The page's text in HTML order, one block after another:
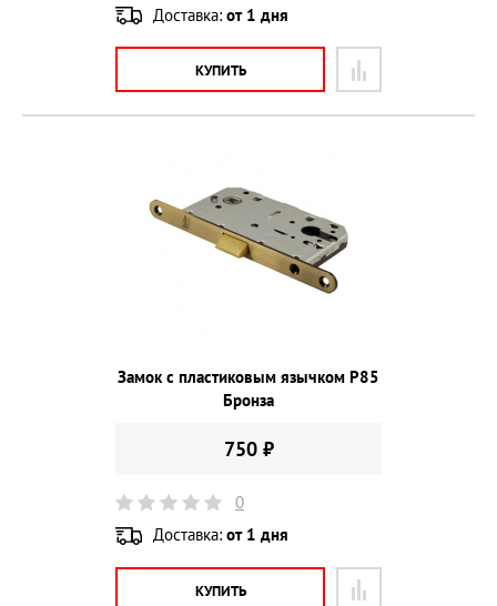
Доставка: от 1 дня
КУПИТЬ
Замок с пластиковым язычком P85
Бронза
750 ₽
0
Доставка: от 1 дня
КУПИТЬ